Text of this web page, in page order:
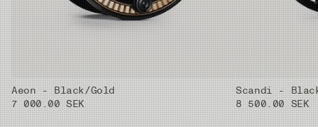
Aeon - Black/Gold
7 000.00 SEK
Scandi -
8 500.00 SEK